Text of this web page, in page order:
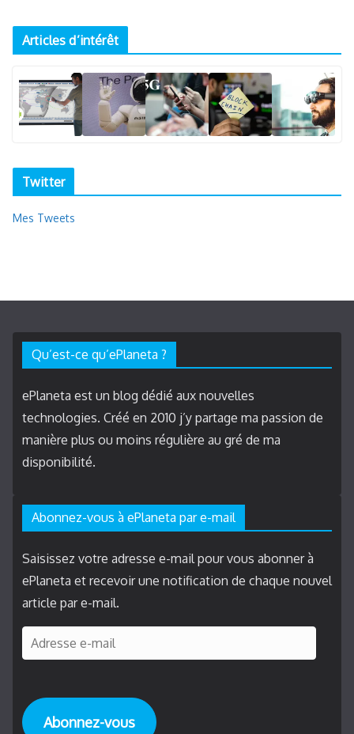
Articles d’intérêt
Twitter
Mes Tweets
Qu’est-ce qu’ePlaneta ?
ePlaneta est un blog dédié aux nouvelles
technologies. Créé en 2010 j’y partage ma passion de
manière plus ou moins régulière au gré de ma
disponibilité.
Abonnez-vous à ePlaneta par e-mail
Saisissez votre adresse e-mail pour vous abonner à
ePlaneta et recevoir une notification de chaque nouvel
article par e-mail.
d
e
s
Abonnez-vous